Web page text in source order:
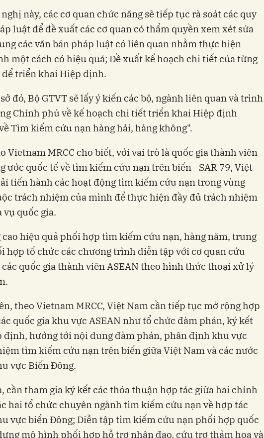
này, các cơ quan chức năng sẽ tiếp tục rà soát các quy
luật để đề xuất các cơ quan có thẩm quyền xem xét sửa
các văn bản pháp luật có liên quan nhằm thực hiện
một cách có hiệu quả; Đề xuất kế hoạch chi tiết của từng
để triển khai Hiệp định.
đó, Bộ GTVT sẽ lấy ý kiến các bộ, ngành liên quan và trình
Chính phủ về kế hoạch chi tiết triển khai Hiệp định
Tìm kiếm cứu nạn hàng hải, hàng không".
Vietnam MRCC cho biết, với vai trò là quốc gia thành viên
ước quốc tế về tìm kiếm cứu nạn trên biển - SAR 79, Việt
tiến hành các hoạt động tìm kiếm cứu nạn trong vùng
trách nhiệm của mình để thực hiện đầy đủ trách nhiệm
vụ quốc gia.
cao hiệu quả phối hợp tìm kiếm cứu nạn, hàng năm, trung
hợp tổ chức các chương trình diễn tập với cơ quan cứu
các quốc gia thành viên ASEAN theo hình thức thoại xử lý
theo Vietnam MRCC, Việt Nam cần tiếp tục mở rộng hợp
quốc gia khu vực ASEAN như tổ chức đàm phán, ký kết
định, hướng tới nội dung đàm phán, phân định khu vực
tìm kiếm cứu nạn trên biển giữa Việt Nam và các nước
vực Biển Đông.
cần tham gia ký kết các thỏa thuận hợp tác giữa hai chính
hai tổ chức chuyên ngành tìm kiếm cứu nạn về hợp tác
vực biển Đông; Diễn tập tìm kiếm cứu nạn phối hợp quốc
mô hình phối hợp hỗ trợ nhân đạo, cứu trợ thảm họa và